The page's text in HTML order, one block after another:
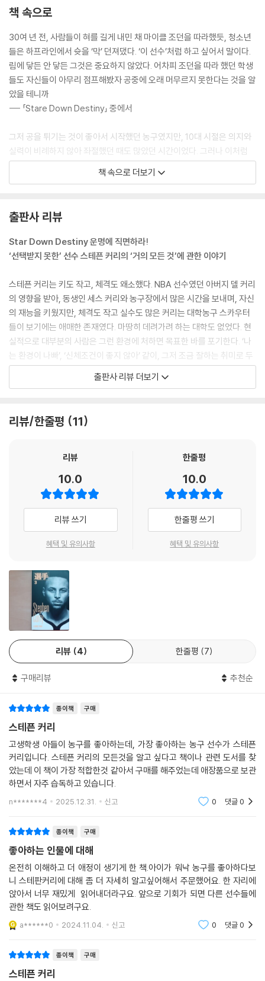
책 속으로
30여 년 전, 사람들이 혀를 길게 내민 채 마이클 조던을 따라했듯, 청소년
들은 하프라인에서 슛을 ‘막’ 던져댔다. ‘이 선수’처럼 하고 싶어서 말이다.
림에 닿든 안 닿든 그것은 중요하지 않았다. 어차피 조던을 따라 했던 학생
들도 자신들이 아무리 점프해봤자 공중에 오래 머무르지 못한다는 것을 알
았을 테니까
--- 「Stare Down Destiny」 중에서
그저 공을 튀기는 것이 좋아서 시작했던 농구였지만, 10대 시절은 의지와
실력이 비례하지 않아 좌절했던 때도 많았던 시간이었다. 그러나 이처럼
자신의 재능과 가능성을 알아본 지도자와 기적적으로 마주하게 되면서, 비
로소 커리는 전설의 첫 챕터를 써내려 갈 수 있었다.
골든스테이트의 행보를 두고 ‘모든 것을 증명해보여야 할 것’이라고 평가
했다. 커리에 대해서는 ‘모든 시선이 그의 발목에 집중되고 있다’며 평가를
보류했다. 한 매체는 “건강하면 잘 할 수 있다는 말은 누구나 다 한다”라고
그러나 커리는 자신만만했다. 《NBA닷컴》 인터뷰에서 “지난 날의 그런 커
리는 이제 없다”라며 부상에서 회복되었음을 강조했다. 이어 “제가 워리어
스 구단이라면 제게 납득할 수 있는 금액을 제시하며 계약을 했을 겁니다”
--- 「4,400만 달러와 54득점」 중에서
커리는 어땠을까. 그 역시 댈러스 매버릭스전에서 51득점을 올리는 등 득
점력을 마음껏 뽐냈다. 3점슛 실력도 ‘진화’했다. 작은 틈이라도 나면 언제
든 올라갔다. 거리도 따지지 않았다. NBA 3점슛 거리는 7.24m다. 이는
올림픽이나 여타 유럽, 아시아 리그가 채택한 국제농구연맹(FIBA) 기준
인 바로 앞에서도 3점슛을 던져 성공시켰다. 억지로 힘을 실어 던지지도
--- 「스테픈 커리 vs 르브론 제임스 4년 전쟁의 시작」 중에서
골든스테이트 팬들에게는 ‘약속의 3쿼터’라는 유행어가 있다. 전반을 뒤지
더라도 3쿼터에 귀신 같이 경기력이 살아나 승리한다는 것이다. 이 역사는
스티브 커 감독 부임 초기로 돌아간다. 이 역사는 스티브 커 감독 부임 초기
로 돌아간다. 2014--- 「2015시즌부터 2017--- 「2018시즌까지 골든스
테이트는 3쿼터에 야투성공률 49.8%, 3점슛 성공률 42.0%를 기록했다.
장 충격적인 3쿼터’라는 표현을 쓰기도 했다. 선수 개인이 3쿼터 12분간 2
5점 이상을 쏟아붓는 경우도 7번이나 있었다.
--- 「햄튼 5 결성! 그리고 2년 연속 우승」 중에서
책 속으로 더보기
출판사 리뷰
Star Down Destiny 운명에 직면하라!
‘선택받지 못한’ 선수 스테픈 커리의 ‘거의 모든 것’에 관한 이야기
스테픈 커리는 키도 작고, 체격도 왜소했다. NBA 선수였던 아버지 델 커리
의 영향을 받아, 동생인 세스 커리와 농구장에서 많은 시간을 보내며, 자신
의 재능을 키웠지만, 체격도 작고 실수도 많은 커리는 대학농구 스카우터
들이 보기에는 애매한 존재였다. 마땅히 데려가려 하는 대학도 없었다. 현
실적으로 대부분의 사람은 그런 환경에 처하면 목표한 바를 포기한다. ‘나
는 환경이 나빠’, ‘신체조건이 좋지 않아’ 같이, 그저 조금 잘하는 취미로 두
거나, 자신이 하고 싶었던 꿈을 이뤄줄 슈퍼스타를 응원한다. 하지만, 커리
는 달랐다. 커리는 자신의 능력으로 소속팀과 리그가 자신을 중심으로 돌
대로 끌어 올렸고, 상위권으로 들어가지 못하던, 골든스테이트 워리어스
자신의 가치를 증명하며, 챔피언이 됐고, 만장일치로 정규시즌 MVP 선정
도 됐다. 또한 골밑을 지배하는 빅맨을 위주로 하던, NBA의 경기 흐름을
바꿨고, 3점슛으로 사람들의 입에서 탄성이 나오게 했다.
『스테픈 커리』에서는 이렇게 판을 뒤집는 사람이 되기까지 커리의 일대기
다. 프로이자, NBA의 위대한 선수로 추앙받는 이 선수는 오만하지 않다.
자신감도 넘치고, 팀원들의 사기를 올릴 줄도 알지만, 그들을 무시하거나,
장난으로 넘기거나, 자신만 빛나고 싶어하지 않는다. 항상 언행이 많은 사
람에게 영향을 미친다는 것을 알아 조심하고, 사회의 약자들을 위해 자신
이 할 수 있는 일을 하려고 노력한다. 이런 모습들이 많은 지도자들에게 자
신의 선수가 커리를 본받길 바라는 이유가 아닐까 생각한다.
의 이야기라는 점과 그런 인물이 어떤 마음가짐으로 행동하는 지 알 수 있
누구나 마음 한 켠에 가지는 약한 사람이 강한 사람을 이기고, 언더독이 슈
퍼스타가 되는 현실에선 만나기 힘든 이야기들이 스포츠에서는 종종 등장
한다. 한권의 책에 담은 커리의 이야기는 우리의 로망을 채워주기에 충분
한 선수다.
또한 책을 집필한, ‘농학이형’ 손대범 작가의 방대한 지식과 농구에 대한 열
정이 책에 고스란히 녹아 들었다. 커리의 이야기가 주를 이루지만, 커리 하
이야기, 2009년 드래프트 이야기, 골든스테이트 연대기 등, 커리뿐만 아
니라 더 많은 흥미로운 이야기를 담았다. 이 책을 가지고, 농구를 좋아하는
많은 사람들이 자신이 생각하는 커리와, 자신만의 선수 이야기로 꽃을 피
웠으면 한다.
출판사 리뷰 더보기
리뷰/한줄평 11
리뷰
10.0
리뷰 쓰기
혜택 및 유의사항
한줄평
10.0
한줄평 쓰기
혜택 및 유의사항
리뷰 4 한줄평 7
구매리뷰 추천순
종이책 구매
스테픈 커리
고생학생 아들이 농구를 좋아하는데, 가장 좋아하는 농구 선수가 스테픈
커리입니다. 스테픈 커리의 모든것을 알고 싶다고 책이나 관련 도서를 찾
았는데 이 책이 가장 적합한것 같아서 구매를 해주었는데 애장품으로 보관
하면서 자주 습독하고 있습니다.
n*******4 2025.12.31. 신고 0 댓글0
종이책 구매
좋아하는 인물에 대해
온전히 이해하고 더 애정이 생기게 한 책.아이가 워낙 농구를 좋아하다보
니 스테판커리에 대해 좀 더 자세히 알고싶어해서 주문했어요. 한 자리에
앉아서 너무 재밌게 읽어내더라구요. 앞으로 기회가 되면 다른 선수들에
관한 책도 읽어보려구요.
a******0 2024.11.04. 신고 0 댓글0
종이책 구매
스테픈 커리